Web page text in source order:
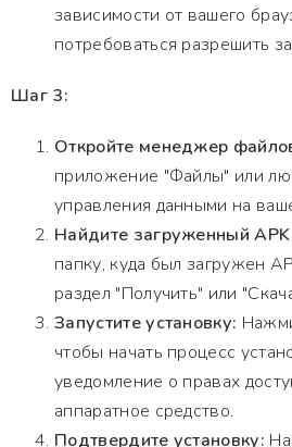
зависимости от вашего
потребоваться разрешить
Шаг 3:
Откройте менеджер
приложение "Файлы" или
управления данными на
Найдите загруженный
папку, куда был загружен
раздел "Получить" или
Запустите установку:
чтобы начать процесс
уведомление о правах
аппаратное средство.
Подтвердите установку: